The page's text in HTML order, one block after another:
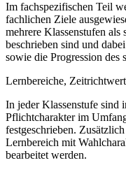
Im fachspezifischen Teil
fachlichen Ziele
mehrere Klassenstufen
beschrieben sind und
sowie die Progression des
Lernbereiche,
In jeder Klassenstufe sind
Pflichtcharakter im
festgeschrieben.
Lernbereich mit
bearbeitet werden.